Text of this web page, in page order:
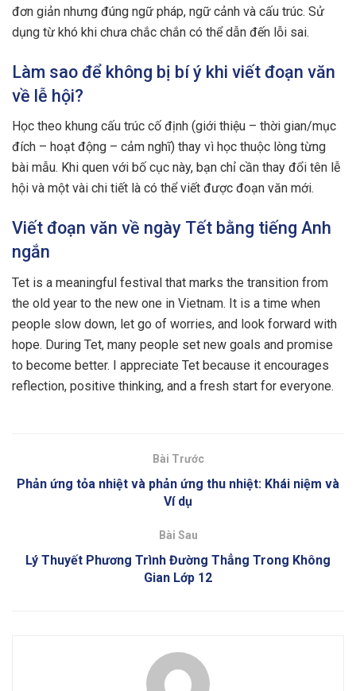
đơn giản nhưng đúng ngữ pháp, ngữ cảnh và cấu trúc. Sử
dụng từ khó khi chưa chắc chắn có thể dẫn đến lỗi sai.
Làm sao để không bị bí ý khi viết đoạn văn
về lễ hội?
Học theo khung cấu trúc cố định (giới thiệu – thời gian/mục
đích – hoạt động – cảm nghĩ) thay vì học thuộc lòng từng
bài mẫu. Khi quen với bố cục này, bạn chỉ cần thay đổi tên lễ
hội và một vài chi tiết là có thể viết được đoạn văn mới.
Viết đoạn văn về ngày Tết bằng tiếng Anh
ngắn
Tet is a meaningful festival that marks the transition from
the old year to the new one in Vietnam. It is a time when
people slow down, let go of worries, and look forward with
hope. During Tet, many people set new goals and promise
to become better. I appreciate Tet because it encourages
reflection, positive thinking, and a fresh start for everyone.
Bài Trước
Phản ứng tỏa nhiệt và phản ứng thu nhiệt: Khái niệm và
Ví dụ
Bài Sau
Lý Thuyết Phương Trình Đường Thẳng Trong Không
Gian Lớp 12